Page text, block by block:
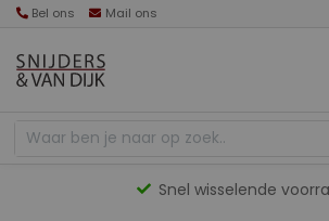
Bel ons Mail ons
Gevarieerd aanbod